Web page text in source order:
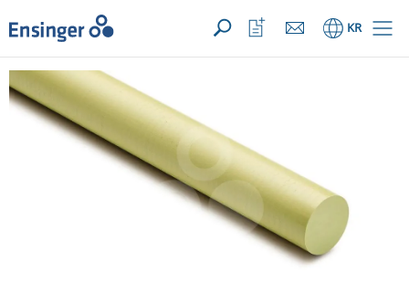
문의사항 ({{productCount}} Products) 열기
홈 KR
관
심
목